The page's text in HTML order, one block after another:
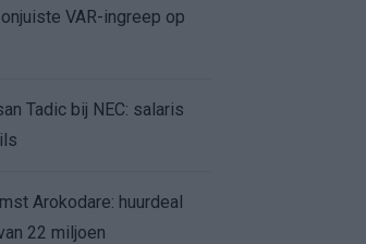
VAR-ingreep op
Tadic bij NEC: salaris
Arokodare: huurdeal
22 miljoen